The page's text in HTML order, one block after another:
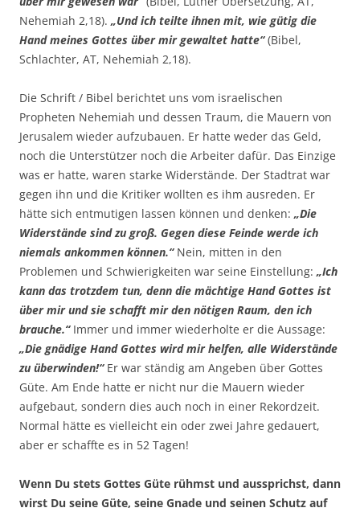
Nehemiah 2,18). „Und ich teilte ihnen mit, wie gütig die
Hand meines Gottes über mir gewaltet hatte“(Bibel,
Schlachter, AT, Nehemiah 2,18).
Die Schrift / Bibel berichtet uns vom israelischen
Propheten Nehemiah und dessen Traum, die Mauern von
Jerusalem wieder aufzubauen. Er hatte weder das Geld,
noch die Unterstützer noch die Arbeiter dafür. Das Einzige
was er hatte, waren starke Widerstände. Der Stadtrat war
gegen ihn und die Kritiker wollten es ihm ausreden. Er
hätte sich entmutigen lassen können und denken: „Die
Widerstände sind zu groß. Gegen diese Feinde werde ich
niemals ankommen können.“Nein, mitten in den
Problemen und Schwierigkeiten war seine Einstellung: „Ich
kann das trotzdem tun, denn die mächtige Hand Gottes ist
über mir und sie schafft mir den nötigen Raum, den ich
brauche.“Immer und immer wiederholte er die Aussage:
„Die gnädige Hand Gottes wird mir helfen, alle Widerstände
zu überwinden!“Er war ständig am Angeben über Gottes
Güte. Am Ende hatte er nicht nur die Mauern wieder
aufgebaut, sondern dies auch noch in einer Rekordzeit.
Normal hätte es vielleicht ein oder zwei Jahre gedauert,
aber er schaffte es in 52 Tagen!
Wenn Du stets Gottes Güte rühmst und aussprichst, dann
wirst Du seine Güte, seine Gnade und seinen Schutz auf